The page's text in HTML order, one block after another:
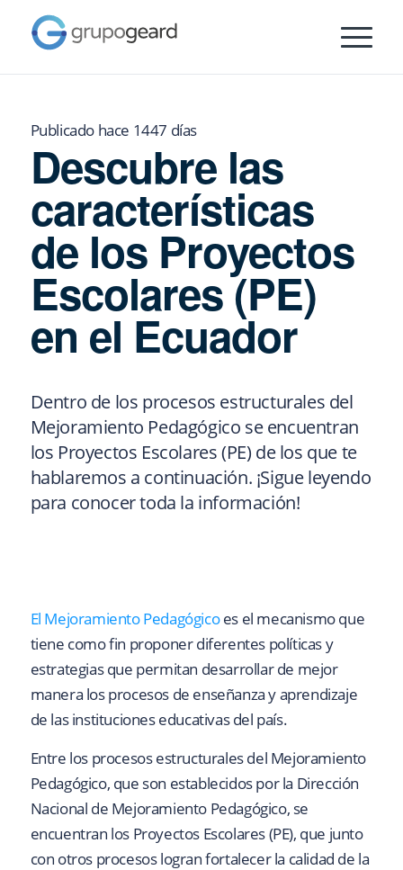
Publicado hace 1447 días
Descubre las
características
de los Proyectos
Escolares (PE)
en el Ecuador
Dentro de los procesos estructurales del
Mejoramiento Pedagógico se encuentran
los Proyectos Escolares (PE) de los que te
hablaremos a continuación. ¡Sigue leyendo
para conocer toda la información!
El Mejoramiento Pedagógicoes el mecanismo que
tiene como fin proponer diferentes políticas y
estrategias que permitan desarrollar de mejor
manera los procesos de enseñanza y aprendizaje
de las instituciones educativas del país.
Entre los procesos estructurales del Mejoramiento
Pedagógico, que son establecidos por la Dirección
Nacional de Mejoramiento Pedagógico, se
encuentran los Proyectos Escolares (PE), que junto
con otros procesos logran fortalecer la calidad de la